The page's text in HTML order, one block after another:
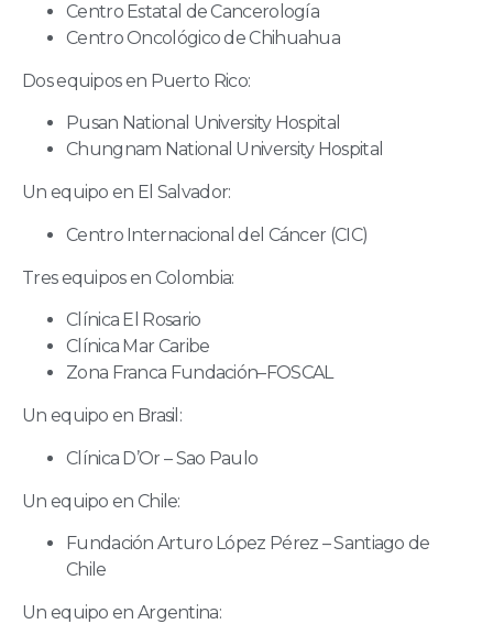
Centro Estatal de Cancerología
Centro Oncológico de Chihuahua
Dos equipos en Puerto Rico:
Pusan National University Hospital
Chungnam National University Hospital
Un equipo en El Salvador:
Centro Internacional del Cáncer (CIC)
Tres equipos en Colombia:
Clínica El Rosario
Clínica Mar Caribe
Zona Franca Fundación–FOSCAL
Un equipo en Brasil:
Clínica D’Or – Sao Paulo
Un equipo en Chile:
Fundación Arturo López Pérez – Santiago de
Chile
Un equipo en Argentina: